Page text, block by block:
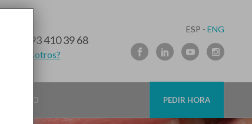
93 410 39 68
nosotros?
ESP - ENG
CONTACTO PEDIR HORA